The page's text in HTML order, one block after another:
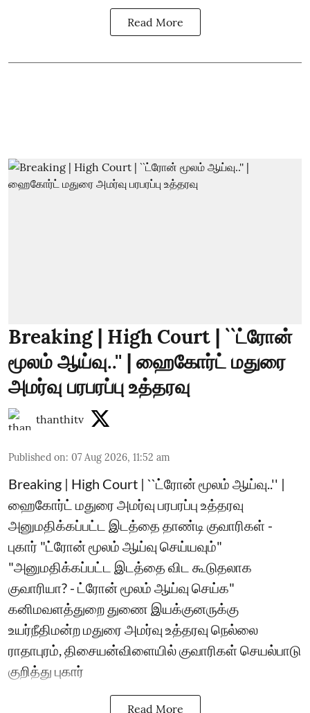
Read More
Breaking | High Court | ``ட்ரோன்
மூலம் ஆய்வு..'' | ஹைகோர்ட் மதுரை
அமர்வு பரபரப்பு உத்தரவு
thanthitv
Published on: 07 Aug 2026, 11:52 am
Breaking | High Court | ``ட்ரோன் மூலம் ஆய்வு..'' |
ஹைகோர்ட் மதுரை அமர்வு பரபரப்பு உத்தரவு
அனுமதிக்கப்பட்ட இடத்தை தாண்டி குவாரிகள் -
புகார் "ட்ரோன் மூலம் ஆய்வு செய்யவும்"
"அனுமதிக்கப்பட்ட இடத்தை விட கூடுதலாக
குவாரியா? - ட்ரோன் மூலம் ஆய்வு செய்க"
கனிமவளத்துறை துணை இயக்குனருக்கு
உயர்நீதிமன்ற மதுரை அமர்வு உத்தரவு நெல்லை
ராதாபுரம், திசையன்விளையில் குவாரிகள் செயல்பாடு
குறித்து புகார்
Read More